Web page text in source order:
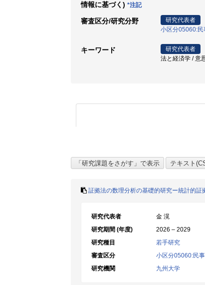
情報に基づく) *注記
審査区分/研究分野
研究代表者
小区分05060:民
キーワード
研究代表者
法と経済学 / 意
証拠法の数理分析の基礎的研究ー統計的
研究代表者
金 滉
研究期間 (年度)
2026 – 2029
研究種目
若手研究
審査区分
小区分05060:民
研究機関
九州大学